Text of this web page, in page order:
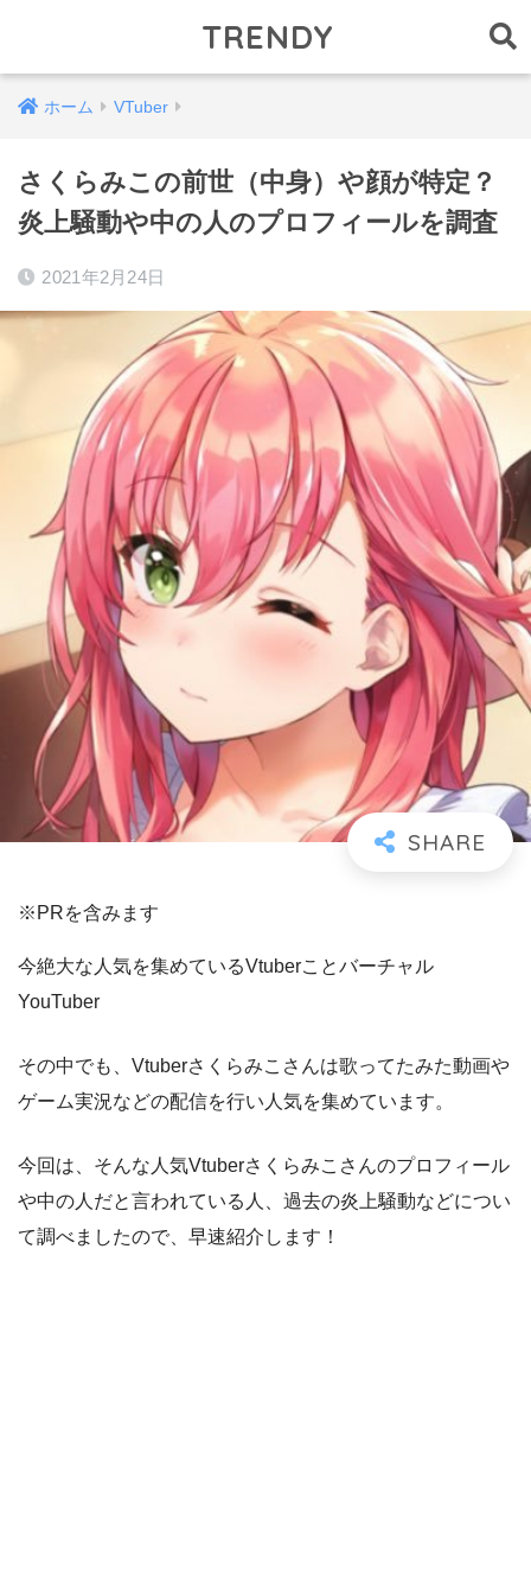
TRENDY
ホーム VTuber
さくらみこの前世（中身）や顔が特定？
炎上騒動や中の人のプロフィールを調査
2021年2月24日
※PRを含みます
今絶大な人気を集めているVtuberことバーチャル
YouTuber
その中でも、Vtuberさくらみこさんは歌ってたみた動画や
ゲーム実況などの配信を行い人気を集めています。
今回は、そんな人気Vtuberさくらみこさんのプロフィール
や中の人だと言われている人、過去の炎上騒動などについ
て調べましたので、早速紹介します！